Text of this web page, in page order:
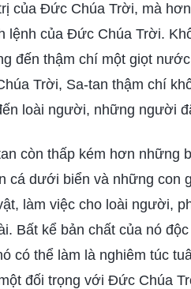
của Đức Chúa Trời, mà
lệnh của Đức Chúa Trời.
đến thậm chí một giọt
Trời, Sa-tan thậm chí
loài người, những người
còn thấp kém hơn những
cá dưới biển và những con
làm việc cho loài người,
Bất kể bản chất của nó
có thể làm là nghiêm túc
đối trọng với Đức Chúa